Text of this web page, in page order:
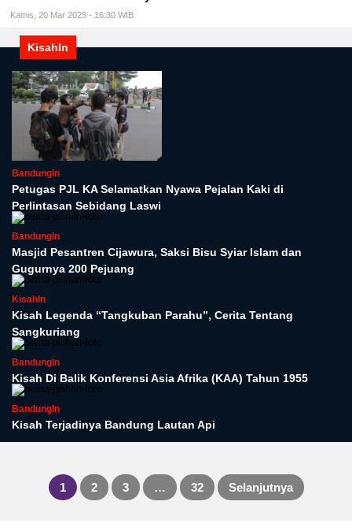
Kamis, 20 Mar 2025 - 16:30 WIB
KisahIn
BandungIn
Petugas PJL KA Selamatkan Nyawa Pejalan Kaki di
Perlintasan Sebidang Laswi
BandungIn
Masjid Pesantren Cijawura, Saksi Bisu Syiar Islam dan
Gugurnya 200 Pejuang
KisahIn
Kisah Legenda “Tangkuban Parahu”, Cerita Tentang
Sangkuriang
BandungIn
Kisah Di Balik Konferensi Asia Afrika (KAA) Tahun 1955
BandungIn
Kisah Terjadinya Bandung Lautan Api
Paginasi
1 2 3 … 32 Selanjutnya